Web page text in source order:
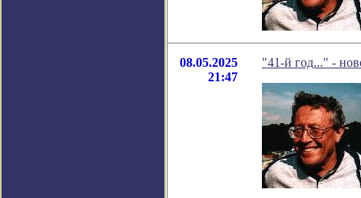
08.05.2025
21:47
"41-й год..." -